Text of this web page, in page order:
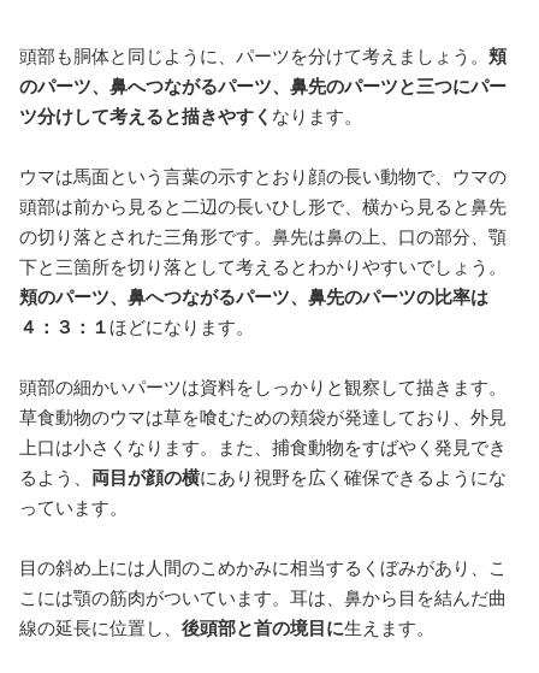
頭部も胴体と同じように、パーツを分けて考えましょう。 頬
のパーツ、鼻へつながるパーツ、鼻先のパーツと三つにパー
ツ分けして考えると描きやすく なります。
ウマは馬面という言葉の示すとおり顔の長い動物で、ウマの
頭部は前から見ると二辺の長いひし形で、横から見ると鼻先
の切り落とされた三角形です。鼻先は鼻の上、口の部分、顎
下と三箇所を切り落として考えるとわかりやすいでしょう。
頬のパーツ、鼻へつながるパーツ、鼻先のパーツの比率は
４：３：１ほどになります。
頭部の細かいパーツは資料をしっかりと観察して描きます。
草食動物のウマは草を喰むための頬袋が発達しており、外見
上口は小さくなります。また、捕食動物をすばやく発見でき
るよう、 両目が顔の横にあり視野を広く確保できるようにな
っています。
目の斜め上には人間のこめかみに相当するくぼみがあり、こ
こには顎の筋肉がついています。耳は、鼻から目を結んだ曲
線の延長に位置し、 後頭部と首の境目に生えます。